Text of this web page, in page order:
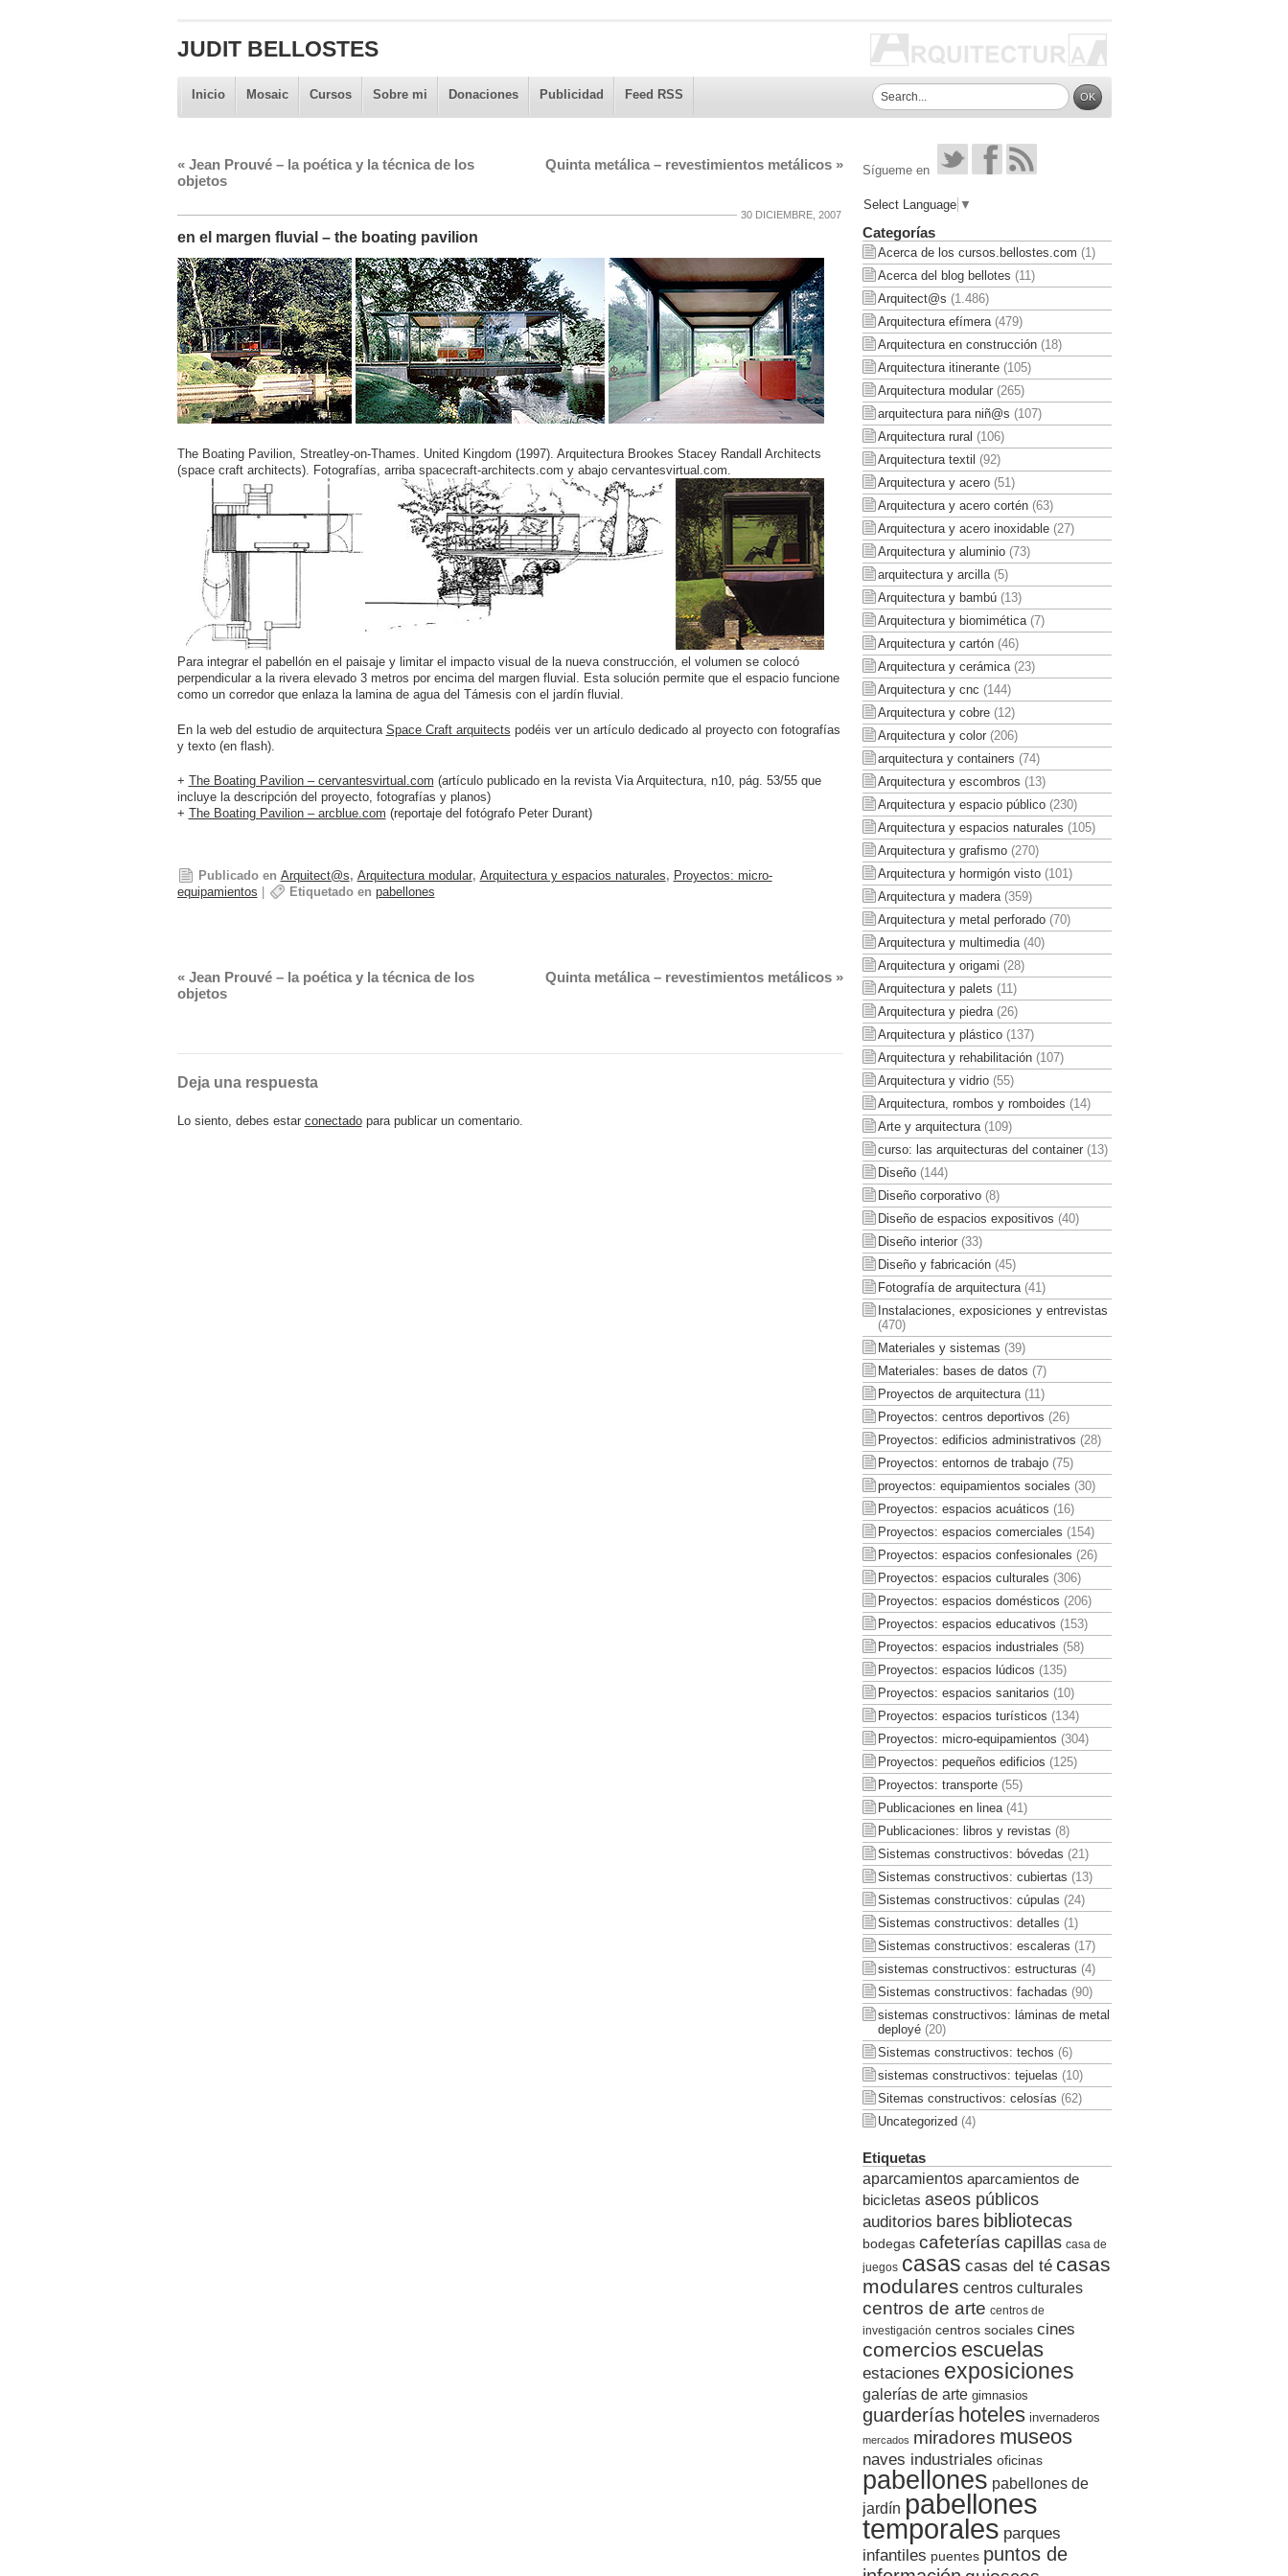
JUDIT BELLOSTES
Inicio Mosaic Cursos Sobre mi Donaciones Publicidad Feed RSS
«Jean Prouvé – la poética y la técnica de los
objetos
Quinta metálica – revestimientos metálicos »
30 DICIEMBRE, 2007
en el margen fluvial – the boating pavilion
The Boating Pavilion, Streatley-on-Thames. United Kingdom (1997). Arquitectura Brookes Stacey Randall Architects
(space craft architects). Fotografías, arriba spacecraft-architects.com y abajo cervantesvirtual.com.
Para integrar el pabellón en el paisaje y limitar el impacto visual de la nueva construcción, el volumen se colocó
perpendicular a la rivera elevado 3 metros por encima del margen fluvial. Esta solución permite que el espacio funcione
como un corredor que enlaza la lamina de agua del Támesis con el jardín fluvial.
En la web del estudio de arquitectura Space Craft arquitects podéis ver un artículo dedicado al proyecto con fotografías
y texto (en flash).
+ The Boating Pavilion – cervantesvirtual.com (artículo publicado en la revista Via Arquitectura, n10, pág. 53/55 que
incluye la descripción del proyecto, fotografías y planos)
+ The Boating Pavilion – arcblue.com (reportaje del fotógrafo Peter Durant)
Publicado en Arquitect@s, Arquitectura modular, Arquitectura y espacios naturales, Proyectos: micro-
equipamientos | Etiquetado en pabellones
«Jean Prouvé – la poética y la técnica de los
objetos
Quinta metálica – revestimientos metálicos »
Deja una respuesta
Lo siento, debes estar conectadopara publicar un comentario.
Sígueme en
Select Language ▼
Categorías
Acerca de los cursos.bellostes.com (1)
Acerca del blog bellotes (11)
Arquitect@s (1.486)
Arquitectura efímera(479)
Arquitectura en construcción(18)
Arquitectura itinerante(105)
Arquitectura modular(265)
arquitectura para niñ@s (107)
Arquitectura rural (106)
Arquitectura textil (92)
Arquitectura y acero(51)
Arquitectura y acero cortén(63)
Arquitectura y acero inoxidable(27)
Arquitectura y aluminio(73)
arquitectura y arcilla(5)
Arquitectura y bambú(13)
Arquitectura y biomimética(7)
Arquitectura y cartón(46)
Arquitectura y cerámica(23)
Arquitectura y cnc (144)
Arquitectura y cobre(12)
Arquitectura y color(206)
arquitectura y containers (74)
Arquitectura y escombros (13)
Arquitectura y espacio público(230)
Arquitectura y espacios naturales (105)
Arquitectura y grafismo(270)
Arquitectura y hormigón visto(101)
Arquitectura y madera(359)
Arquitectura y metal perforado(70)
Arquitectura y multimedia(40)
Arquitectura y origami (28)
Arquitectura y palets (11)
Arquitectura y piedra(26)
Arquitectura y plástico(137)
Arquitectura y rehabilitación(107)
Arquitectura y vidrio(55)
Arquitectura, rombos y romboides (14)
Arte y arquitectura(109)
curso: las arquitecturas del container(13)
Diseño(144)
Diseño corporativo(8)
Diseño de espacios expositivos (40)
Diseño interior(33)
Diseño y fabricación(45)
Fotografía de arquitectura(41)
Instalaciones, exposiciones y entrevistas
(470)
Materiales y sistemas (39)
Materiales: bases de datos (7)
Proyectos de arquitectura(11)
Proyectos: centros deportivos (26)
Proyectos: edificios administrativos (28)
Proyectos: entornos de trabajo(75)
proyectos: equipamientos sociales (30)
Proyectos: espacios acuáticos (16)
Proyectos: espacios comerciales (154)
Proyectos: espacios confesionales (26)
Proyectos: espacios culturales (306)
Proyectos: espacios domésticos (206)
Proyectos: espacios educativos (153)
Proyectos: espacios industriales (58)
Proyectos: espacios lúdicos (135)
Proyectos: espacios sanitarios (10)
Proyectos: espacios turísticos (134)
Proyectos: micro-equipamientos (304)
Proyectos: pequeños edificios (125)
Proyectos: transporte(55)
Publicaciones en linea(41)
Publicaciones: libros y revistas (8)
Sistemas constructivos: bóvedas (21)
Sistemas constructivos: cubiertas (13)
Sistemas constructivos: cúpulas (24)
Sistemas constructivos: detalles (1)
Sistemas constructivos: escaleras (17)
sistemas constructivos: estructuras (4)
Sistemas constructivos: fachadas (90)
sistemas constructivos: láminas de metal
deployé(20)
Sistemas constructivos: techos (6)
sistemas constructivos: tejuelas (10)
Sitemas constructivos: celosías (62)
Uncategorized (4)
Etiquetas
aparcamientos aparcamientos de
bicicletas aseos públicos
auditorios bares bibliotecas
bodegas cafeterías capillas casa de
juegos casas casas del té casas
modulares centros culturales
centros de arte centros de
investigación centros sociales cines
comercios escuelas
estaciones exposiciones
galerías de arte gimnasios
guarderías hoteles invernaderos
mercados miradores museos
naves industriales oficinas
pabellones pabellones de
jardín pabellones
temporales parques
infantiles puentes puntos de